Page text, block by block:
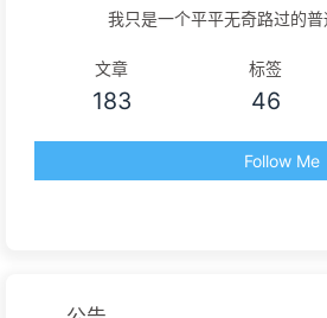
我只是一个平平无奇路过的
文章
183
标签
46
Follow Me